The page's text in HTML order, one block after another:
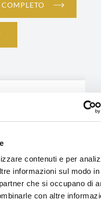
contenuti e per
informazioni sul modo
che si occupano di
con altre
XX Settembre, 30 -